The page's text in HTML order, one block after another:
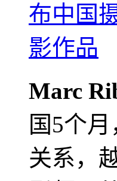
Marc
国5个
关系，